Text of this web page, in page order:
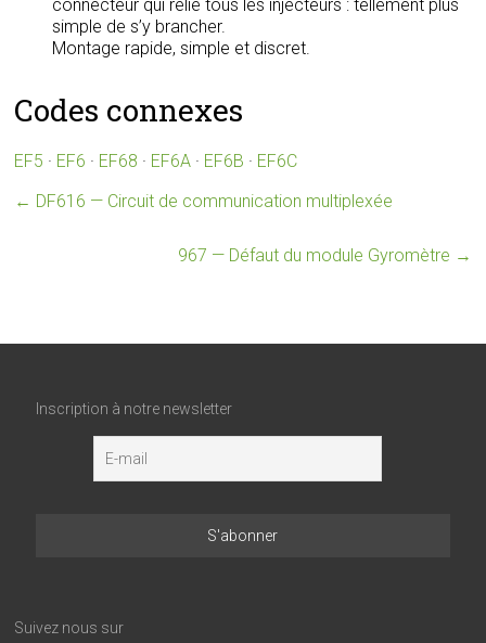
connecteur qui relie tous les injecteurs : tellement plus
simple de s’y brancher.
Montage rapide, simple et discret.
Codes connexes
EF5 · EF6 · EF68 · EF6A · EF6B · EF6C
← DF616 — Circuit de communication multiplexée
967 — Défaut du module Gyromètre →
Inscription à notre newsletter
Suivez nous sur